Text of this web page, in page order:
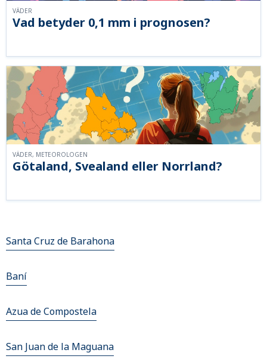
Vad betyder 0,1 mm i prognosen?
VÄDER
Götaland, Svealand eller Norrland?
VÄDER, METEOROLOGEN
Santa Cruz de Barahona
Baní
Azua de Compostela
San Juan de la Maguana